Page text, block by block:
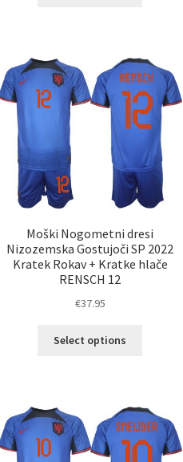
Možnosti
lahko
izberete
na
strani
izdelka
Moški Nogometni dresi
Nizozemska Gostujoči SP 2022
Kratek Rokav + Kratke hlače
RENSCH 12
€37.95
Select options
Možnosti
lahko
izberete